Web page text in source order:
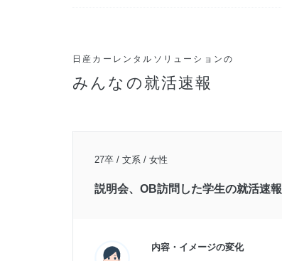
日産カーレンタルソリューションの
みんなの就活速報
27卒 / 文系 / 女性
説明会、OB訪問した学生の就活速報
内容・イメージの変化